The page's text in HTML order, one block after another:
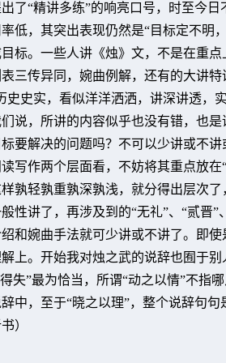
了“精讲多练”的响亮口号，时至今
低，其突出表现仍然是“目标定不明
标。一些人讲《烛》文，不是在重
三传异同，婉曲例解，还有的大讲
史史实，看似洋洋洒洒，讲深讲透，
说，所讲的内容似乎也没有错，也
要解决的问题吗？不可以少讲或不
写作两个层面看，不妨将其重点放
孰轻孰重孰深孰浅，就分得出层次
性讲了，再涉及到的“无礼”、“贰晋”
绍和婉曲手法就可少讲或不讲了。即
上。开始我对烛之武的说辞也囿于
失”最为恰当，所谓“动之以情”不指
中，至于“晓之以理”，整个说辞句
）